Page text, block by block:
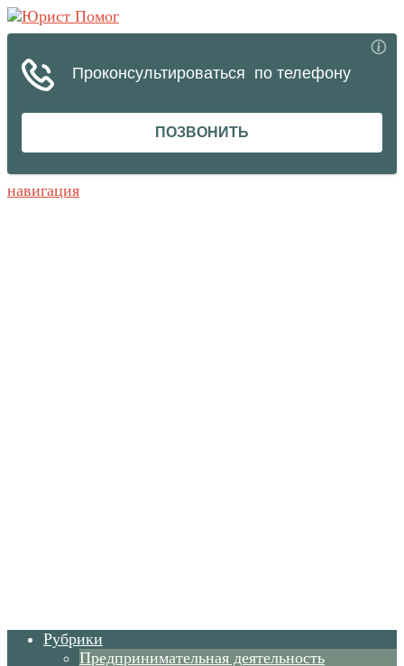
навигация
Рубрики
Предпринимательная деятельность